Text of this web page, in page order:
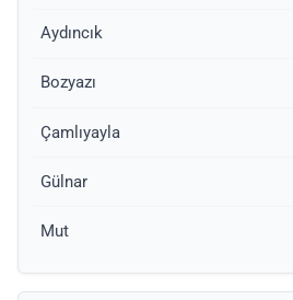
Aydıncık
Bozyazı
Çamlıyayla
Gülnar
Mut